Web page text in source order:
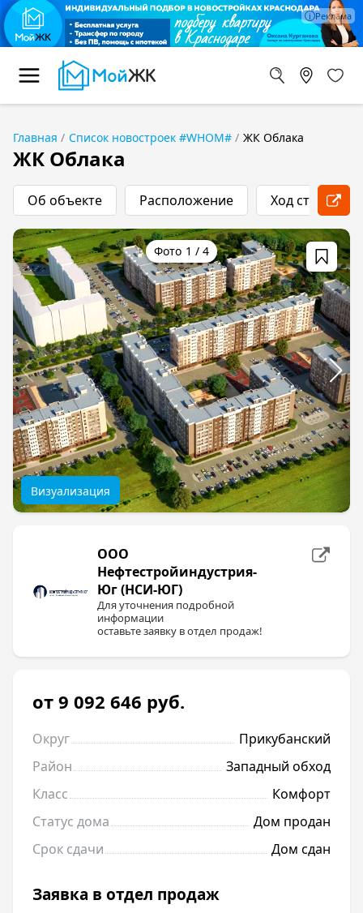
Главная Список новостроек #WHOM# ЖК Облака
ЖК Облака
Об объекте Расположение Ход
1 / 4
Визуализация
ООО
Нефтестройиндустрия-
Юг (НСИ-ЮГ)
Для уточнения подробной
информации
оставьте заявку в отдел продаж!
от 9 092 646 руб.
Округ
Прикубанский
Район
Западный обход
Класс
Комфорт
Статус дома
Дом продан
Срок сдачи
Дом сдан
Заявка в отдел продаж